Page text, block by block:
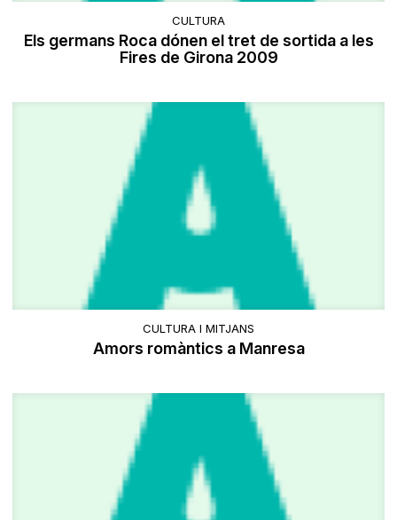
CULTURA
Els germans Roca dónen el tret de sortida a les
Fires de Girona 2009
CULTURA I MITJANS
Amors romàntics a Manresa